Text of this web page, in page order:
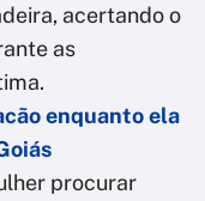
acertando o
as
enquanto ela
procurar